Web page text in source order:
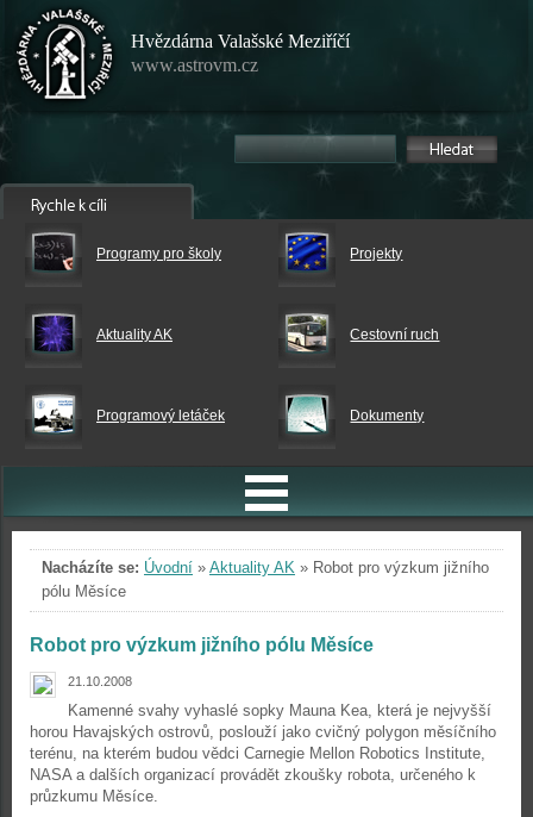
Hvězdárna Valašské Meziříčí
www.astrovm.cz
Programy pro školy Projekty
Aktuality AK Cestovní ruch
Programový letáček Dokumenty
Nacházíte se: Úvodní » Aktuality AK » Robot pro výzkum jižního
pólu Měsíce
Robot pro výzkum jižního pólu Měsíce
21.10.2008
Kamenné svahy vyhaslé sopky Mauna Kea, která je nejvyšší
horou Havajských ostrovů, poslouží jako cvičný polygon měsíčního
terénu, na kterém budou vědci Carnegie Mellon Robotics Institute,
NASA a dalších organizací provádět zkoušky robota, určeného k
průzkumu Měsíce.